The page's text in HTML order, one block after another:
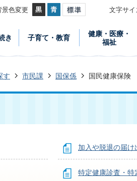
景色変更 文字サイ
き 子育て・教育
健康・医療・
福祉
す 市民課 国保係 国民健康保険
加入や脱退の届け
特定健康診査・特